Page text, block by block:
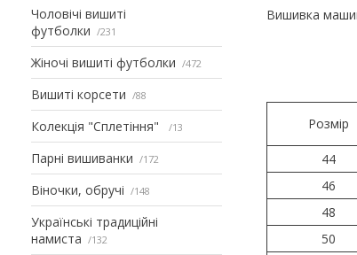
Чоловічі вишиті
футболки
231
Жіночі вишиті футболки 472
Вишиті корсети 88
Колекція "Сплетіння" 13
Парні вишиванки 172
Віночки, обручі 148
Українські традиційні
намиста
132
Вишивка
Розмір
44
46
48
50